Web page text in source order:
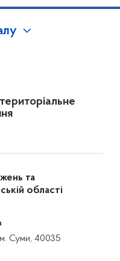
та
області
м. Суми, 40035